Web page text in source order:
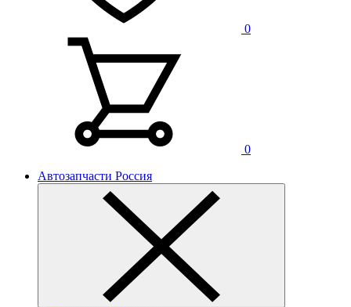
0
0
Автозапчасти Россия